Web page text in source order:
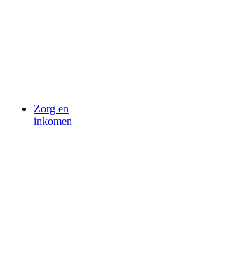
Zorg en
inkomen